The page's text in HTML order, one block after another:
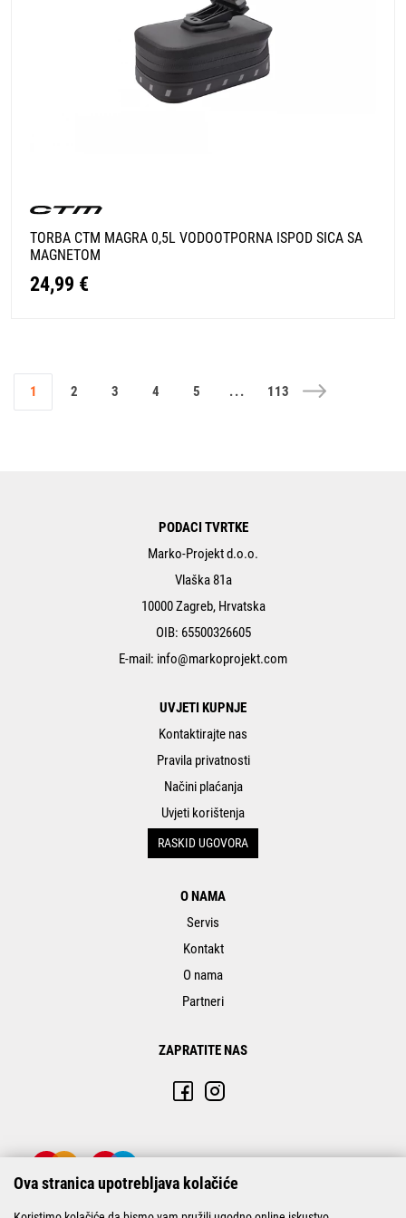
TORBA CTM MAGRA 0,5L VODOOTPORNA ISPOD SICA SA
MAGNETOM
24,99 €
1 2 3 4 5 ... 113
PODACI TVRTKE
Marko-Projekt d.o.o.
Vlaška 81a
10000 Zagreb, Hrvatska
OIB: 65500326605
E-mail: info@markoprojekt.com
UVJETI KUPNJE
Kontaktirajte nas
Pravila privatnosti
Načini plaćanja
Uvjeti korištenja
RASKID UGOVORA
O NAMA
Servis
Kontakt
O nama
Partneri
ZAPRATITE NAS
Ova stranica upotrebljava kolačiće